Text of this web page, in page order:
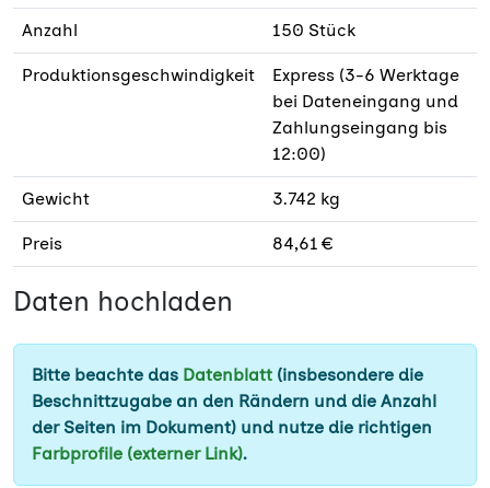
Anzahl 150 Stück
Produktionsgeschwindigkeit
Express (3-6 Werktage
bei Dateneingang und
Zahlungseingang bis
12:00)
Gewicht 3.742 kg
Preis 84,61 €
Daten hochladen
Bitte beachte das Datenblatt (insbesondere die
Beschnittzugabe an den Rändern und die Anzahl
der Seiten im Dokument) und nutze die richtigen
Farbprofile (externer Link).